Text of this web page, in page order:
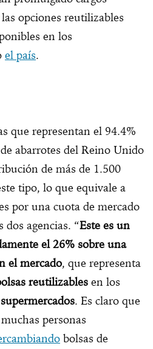
opciones reutilizables
en los
el país.
que representan el 94.4%
abarrotes del Reino Unido
de más de 1.500
tipo, lo que equivale a
por una cuota de mercado
dos agencias. “Este es un
el 26% sobre una
el mercado, que representa
reutilizables en los
. Es claro que
personas
bolsas de